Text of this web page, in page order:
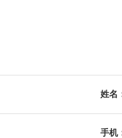
姓名
手机